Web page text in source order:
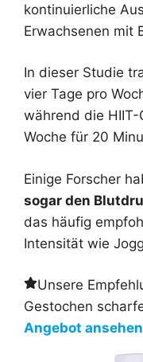
kontinuierliche
Erwachsenen mit
In dieser Studie
vier Tage pro
während die
Woche für 20
Einige Forscher
sogar den
das häufig
Intensität wie
Unsere
Gestochen
Angebot ansehen